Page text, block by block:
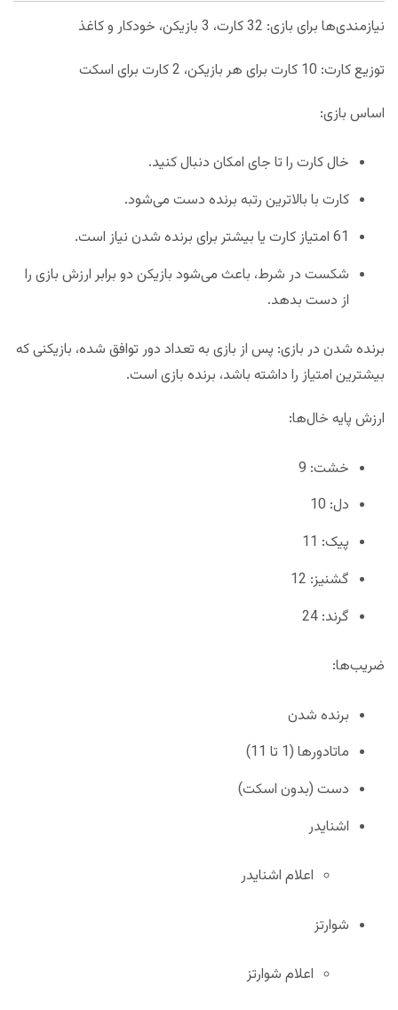
نیازمندی‌ها برای بازی: 32 کارت، 3 بازیکن، خودکار و کاغذ
توزیع کارت: 10 کارت برای هر بازیکن، 2 کارت برای اسکت
اساس بازی:
خال کارت را تا جای امکان دنبال کنید.
کارت با بالاترین رتبه برنده دست می‌شود.
61 امتیاز کارت یا بیشتر برای برنده شدن نیاز است.
شکست در شرط، باعث می‌شود بازیکن دو برابر ارزش بازی را
از دست بدهد.
برنده شدن در بازی: پس از بازی به تعداد دور توافق شده، بازیکنی که
بیشترین امتیاز را داشته باشد، برنده بازی است.
ارزش پایه خال‌ها:
خشت: 9
دل: 10
پیک: 11
گشنیز: 12
گرند: 24
ضریب‌ها:
برنده شدن
ماتادورها (1 تا 11)
دست (بدون اسکت)
اشنایدر
اعلام اشنایدر
شوارتز
اعلام شوارتز